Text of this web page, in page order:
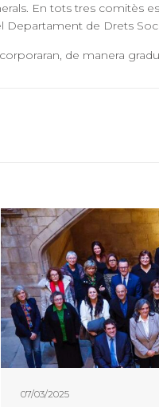
En tots tres comitès
Departament de Drets
de manera
07/03/2025